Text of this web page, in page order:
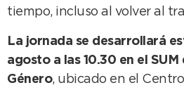
tiempo, incluso al volver al
La jornada se desarrollará
agosto a las 10.30 en el
Género, ubicado en el